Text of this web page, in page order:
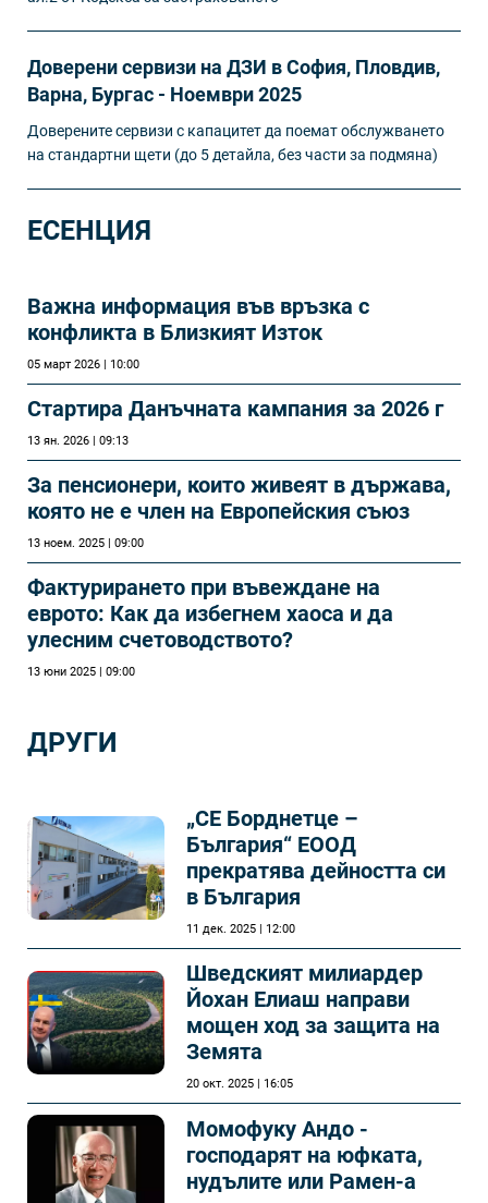
Доверени сервизи на ДЗИ в София, Пловдив,
Варна, Бургас - Ноември 2025
Доверените сервизи с капацитет да поемат обслужването
на стандартни щети (до 5 детайла, без части за подмяна)
ЕСЕНЦИЯ
Важна информация във връзка с
конфликта в Близкият Изток
05 март 2026 | 10:00
Стартира Данъчната кампания за 2026 г
13 ян. 2026 | 09:13
За пенсионери, които живеят в държава,
която не е член на Европейския съюз
13 ноем. 2025 | 09:00
Фактурирането при въвеждане на
еврото: Как да избегнем хаоса и да
улесним счетоводството?
13 юни 2025 | 09:00
ДРУГИ
„СЕ Борднетце –
България“ ЕООД
прекратява дейността си
в България
11 дек. 2025 | 12:00
Шведският милиардер
Йохан Елиаш направи
мощен ход за защита на
Земята
20 окт. 2025 | 16:05
Момофуку Андо -
господарят на юфката,
нудълите или Рамен-а